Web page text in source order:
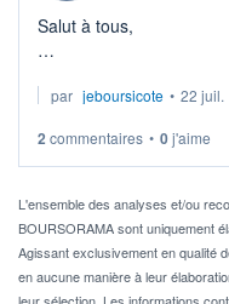
Salut à tous,
via un ETF plutôt que
Idéalement, je voudrais
Pour l' ...
par jeboursicote • 22 juil.
2 commentaires • 0j'aime
L'ensemble des analyses et/ou
BOURSORAMA sont uniquement
Agissant exclusivement en qualité
en aucune manière à leur